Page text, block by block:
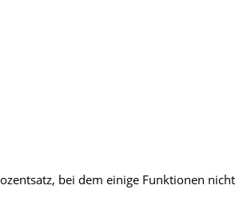
bei dem einige Funktionen